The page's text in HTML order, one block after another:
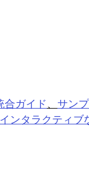
合ガイド、 サン
インタラクティブ